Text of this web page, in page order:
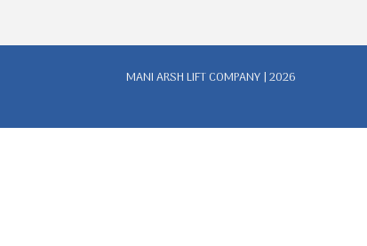
MANI ARSH LIFT COMPANY | 2026